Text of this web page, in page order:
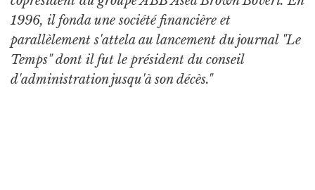
1996, il fonda une société financière et
parallèlement s'attela au lancement du journal "Le
Temps" dont il fut le président du conseil
d'administration jusqu'à son décès."